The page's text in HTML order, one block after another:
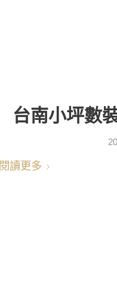
台南小坪數
閱讀更多